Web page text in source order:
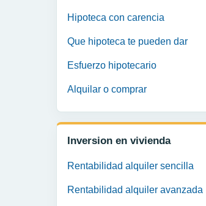
Hipoteca con carencia
Que hipoteca te pueden dar
Esfuerzo hipotecario
Alquilar o comprar
Inversion en vivienda
Rentabilidad alquiler sencilla
Rentabilidad alquiler avanzada